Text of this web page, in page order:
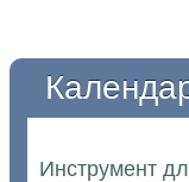
Инструмент